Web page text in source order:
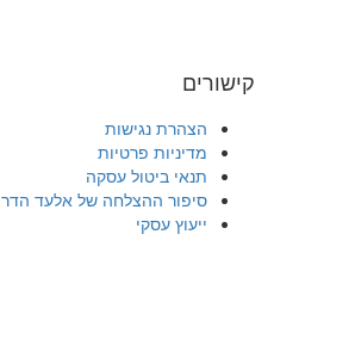
קישורים
הצהרת נגישות
מדיניות פרטיות
תנאי ביטול עסקה
סיפור ההצלחה של אלעד הדר
ייעוץ עסקי